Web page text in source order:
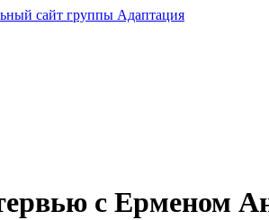
с Ерменом